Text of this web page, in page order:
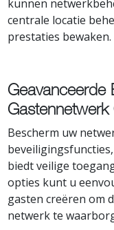
kunnen
centrale locatie
prestaties bewaken.
Geavanceerde
Gastennetwerk
Bescherm uw
biedt veilige
opties kunt u
gasten creëren om
netwerk te